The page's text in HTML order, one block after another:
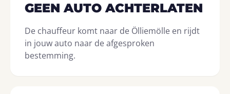
GEEN AUTO ACHTERLATEN
De chauffeur komt naar de Ölliemölle en rijdt
in jouw auto naar de afgesproken
bestemming.